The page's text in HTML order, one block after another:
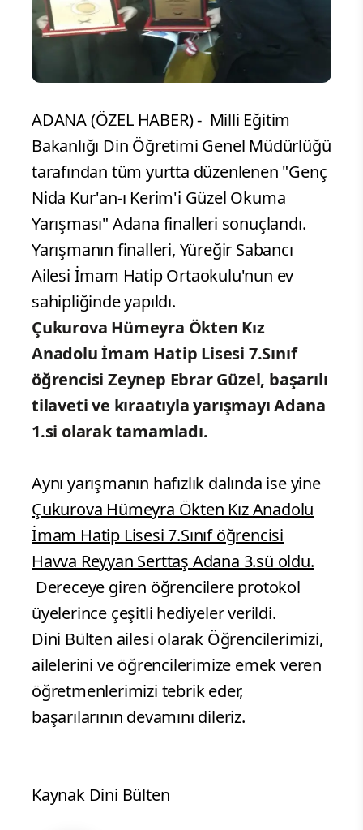
ADANA (ÖZEL HABER) - Milli Eğitim
Bakanlığı Din Öğretimi Genel Müdürlüğü
tarafından tüm yurtta düzenlenen "Genç
Nida Kur'an-ı Kerim'i Güzel Okuma
Yarışması" Adana finalleri sonuçlandı.
Yarışmanın finalleri, Yüreğir Sabancı
Ailesi İmam Hatip Ortaokulu'nun ev
sahipliğinde yapıldı.
Çukurova Hümeyra Ökten Kız
Anadolu İmam Hatip Lisesi 7.Sınıf
öğrencisi Zeynep Ebrar Güzel, başarılı
tilaveti ve kıraatıyla yarışmayı Adana
1.si olarak tamamladı.
Aynı yarışmanın hafızlık dalında ise yine
Çukurova Hümeyra Ökten Kız Anadolu
İmam Hatip Lisesi 7.Sınıf öğrencisi
Havva Reyyan Serttaş Adana 3.sü oldu.
Dereceye giren öğrencilere protokol
üyelerince çeşitli hediyeler verildi.
Dini Bülten ailesi olarak Öğrencilerimizi,
ailelerini ve öğrencilerimize emek veren
öğretmenlerimizi tebrik eder,
başarılarının devamını dileriz.
Kaynak Dini Bülten